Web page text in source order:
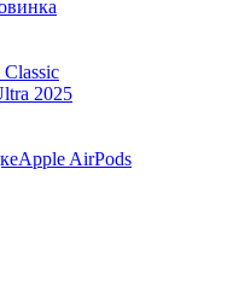
2025
Apple AirPods